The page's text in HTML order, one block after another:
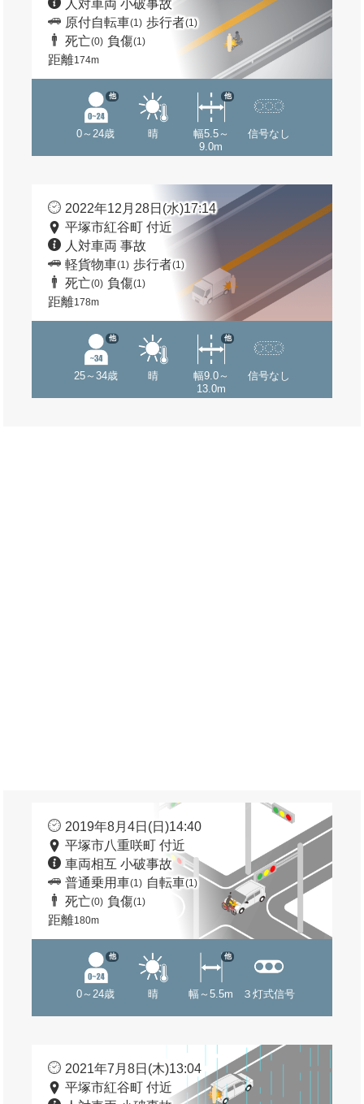
人対車両 小破事故
原付自転車(1) 歩行者(1)
死亡(0) 負傷(1)
距離174m
0～24歳
他
晴
幅5.5～
9.0m
他
信号なし
2022年12月28日(水)17:14
平塚市紅谷町 付近
人対車両 事故
軽貨物車(1) 歩行者(1)
死亡(0) 負傷(1)
距離178m
25～34歳
他
晴
幅9.0～
13.0m
他
信号なし
2019年8月4日(日)14:40
平塚市八重咲町 付近
車両相互 小破事故
普通乗用車(1) 自転車(1)
死亡(0) 負傷(1)
距離180m
0～24歳
他
晴 幅～5.5m
他
３灯式信号
2021年7月8日(木)13:04
平塚市紅谷町 付近